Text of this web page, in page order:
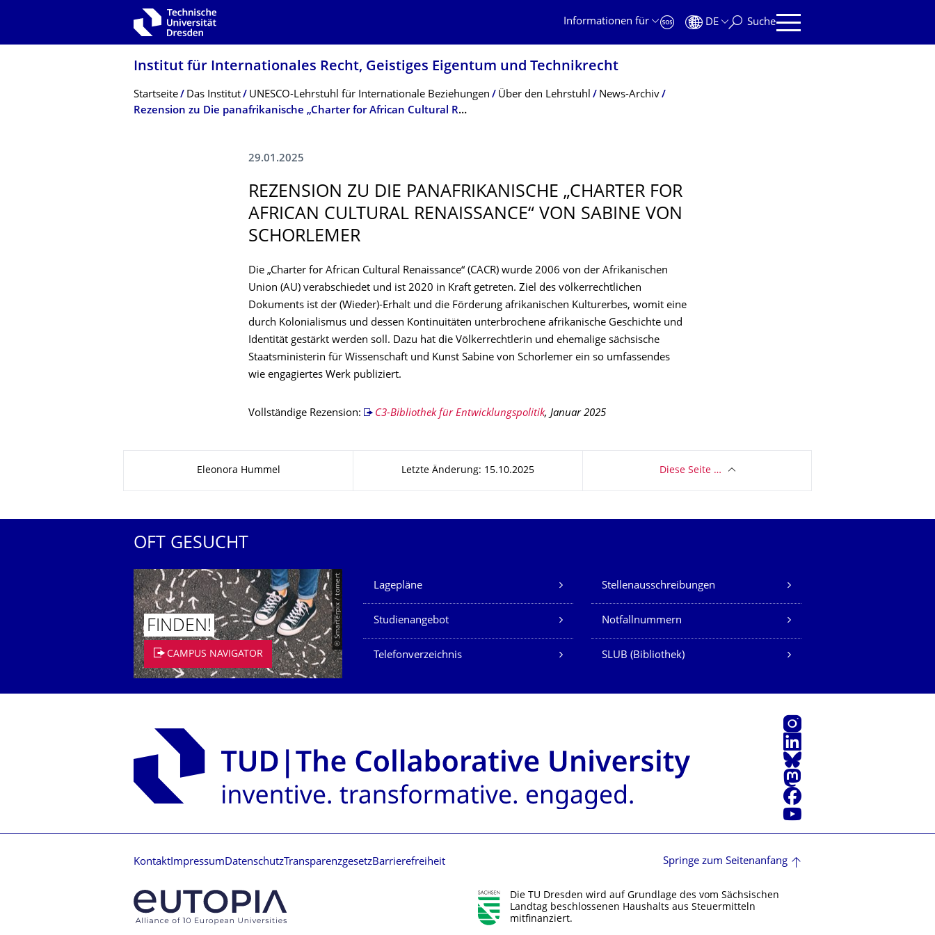
Zur Hauptnavigation springen
Informationen für
DE Suche
Institut für Internationales Recht, Geistiges Eigentum und Technikrecht
Breadcrumb-Menü
Startseite Das Institut UNESCO-Lehrstuhl für Internationale Beziehungen Über den Lehrstuhl
News-Archiv
Rezension zu Die panafrikanische „Charter for African Cultural Renaissance“ von Sabine von Schorlemer
29.01.2025
REZENSION ZU DIE PANAFRIKANISCHE „CHARTER FOR
AFRICAN CULTURAL RENAISSANCE“ VON SABINE VON
SCHORLEMER
Die „Charter for African Cultural Renaissance“ (CACR) wurde 2006 von der Afrikanischen
Union (AU) verabschiedet und ist 2020 in Kraft getreten. Ziel des völkerrechtlichen
Dokuments ist der (Wieder)-Erhalt und die Förderung afrikanischen Kulturerbes, womit eine
durch Kolonialismus und dessen Kontinuitäten unterbrochene afrikanische Geschichte und
Identität gestärkt werden soll. Dazu hat die Völkerrechtlerin und ehemalige sächsische
Staatsministerin für Wissenschaft und Kunst Sabine von Schorlemer ein so umfassendes
wie engagiertes Werk publiziert.
Vollständige Rezension: C3-Bibliothek für Entwicklungspolitik, Januar 2025
Eleonora Hummel Letzte Änderung: 15.10.2025 Diese Seite …
OFT GESUCHT
© Smarterpix / tomert
FINDEN!
CAMPUS NAVIGATOR
Unsere Dienste
Lagepläne Stellenausschreibungen
Studienangebot Notfallnummern
Telefonverzeichnis SLUB (Bibliothek)
Instagram
LinkedIn
Bluesky
Mastodon
Facebook
Youtube
Kontakt Impressum DatenschutzTransparenzgesetzBarrierefreiheit Springe zum Seitenanfang
Die TU Dresden wird auf Grundlage des vom Sächsischen
Landtag beschlossenen Haushalts aus Steuermitteln
mitfinanziert.